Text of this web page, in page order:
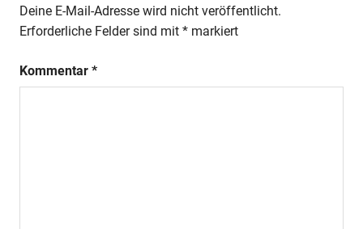
Deine E-Mail-Adresse wird nicht veröffentlicht.
Erforderliche Felder sind mit * markiert
Kommentar *